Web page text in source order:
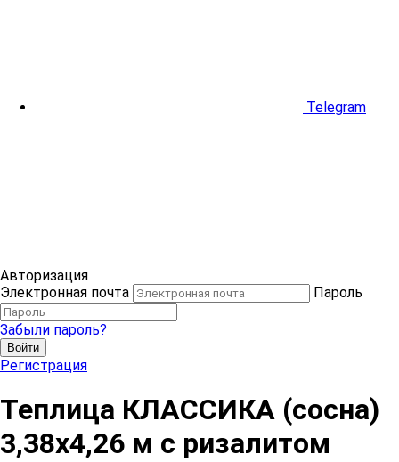
Telegram
Авторизация
Электронная почта
Пароль
Забыли пароль?
Войти
Регистрация
Теплица КЛАССИКА (сосна)
3,38х4,26 м с ризалитом